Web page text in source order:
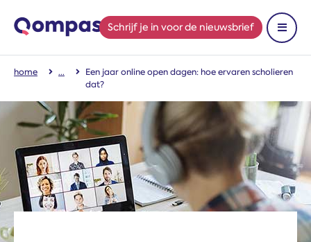
Schrijf je in voor de nieuwsbrief
Toon
home
Een jaar online open dagen: hoe ervaren scholieren
dat?